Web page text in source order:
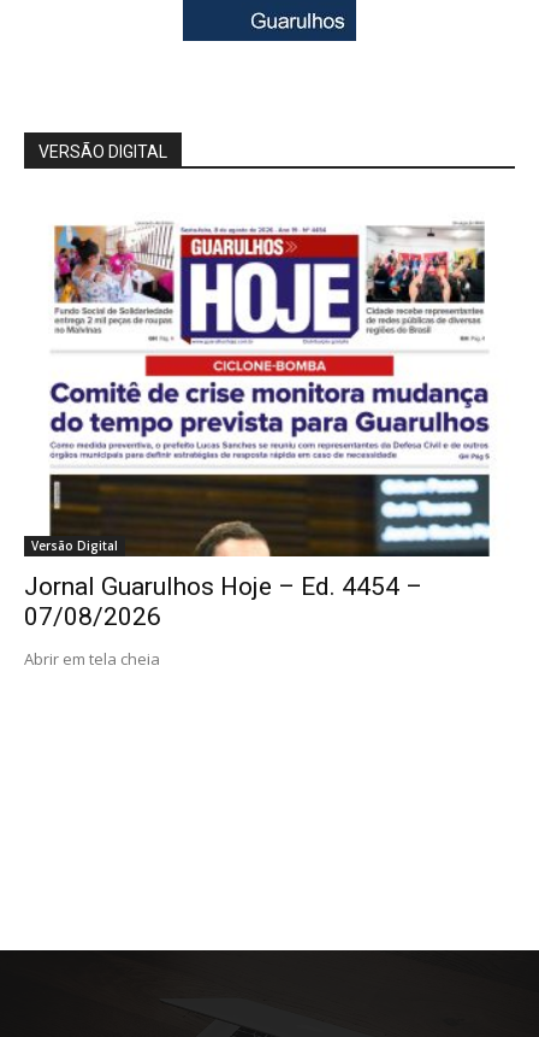
VERSÃO DIGITAL
Versão Digital
Jornal Guarulhos Hoje – Ed. 4454 –
07/08/2026
Abrir em tela cheia